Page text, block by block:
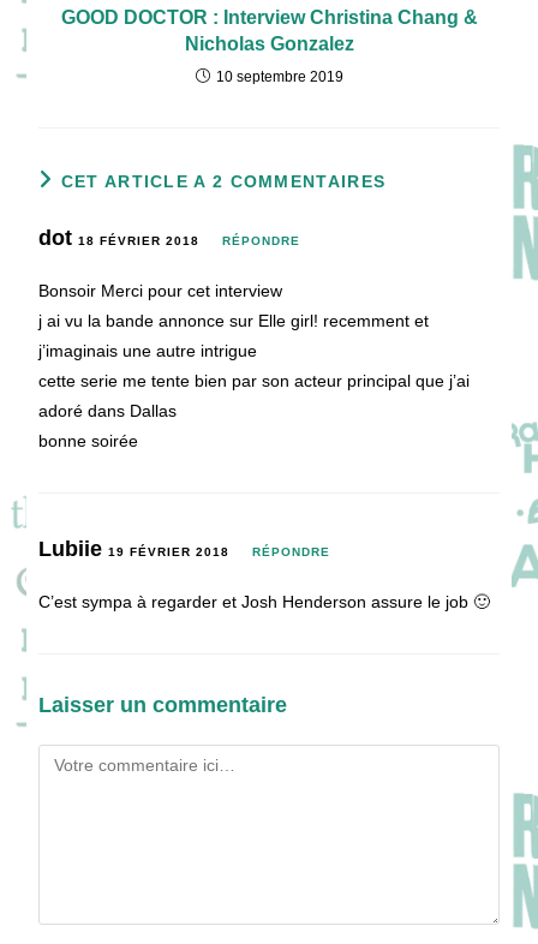
GOOD DOCTOR : Interview Christina Chang &
Nicholas Gonzalez
10 septembre 2019
CET ARTICLE A 2 COMMENTAIRES
dot18 FÉVRIER 2018 RÉPONDRE
Bonsoir Merci pour cet interview
j ai vu la bande annonce sur Elle girl! recemment et
j’imaginais une autre intrigue
cette serie me tente bien par son acteur principal que j’ai
adoré dans Dallas
bonne soirée
Lubiie19 FÉVRIER 2018 RÉPONDRE
C’est sympa à regarder et Josh Henderson assure le job 🙂
Laisser un commentaire
Comment